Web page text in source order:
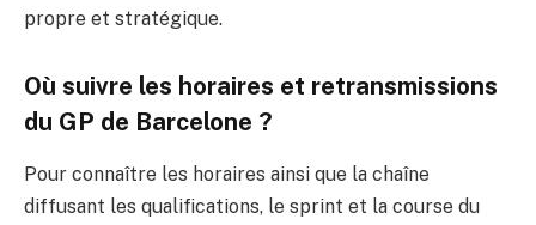
propre et stratégique.
Où suivre les horaires et retransmissions
du GP de Barcelone ?
Pour connaître les horaires ainsi que la chaîne
diffusant les qualifications, le sprint et la course du